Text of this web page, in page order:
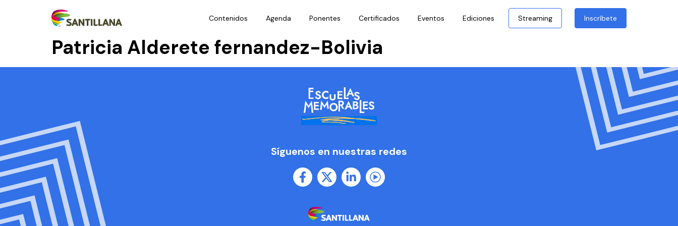
Contenidos Agenda Ponentes Certificados Eventos Ediciones Streaming Inscríbete
Patricia Alderete fernandez-Bolivia
Síguenos en nuestras redes